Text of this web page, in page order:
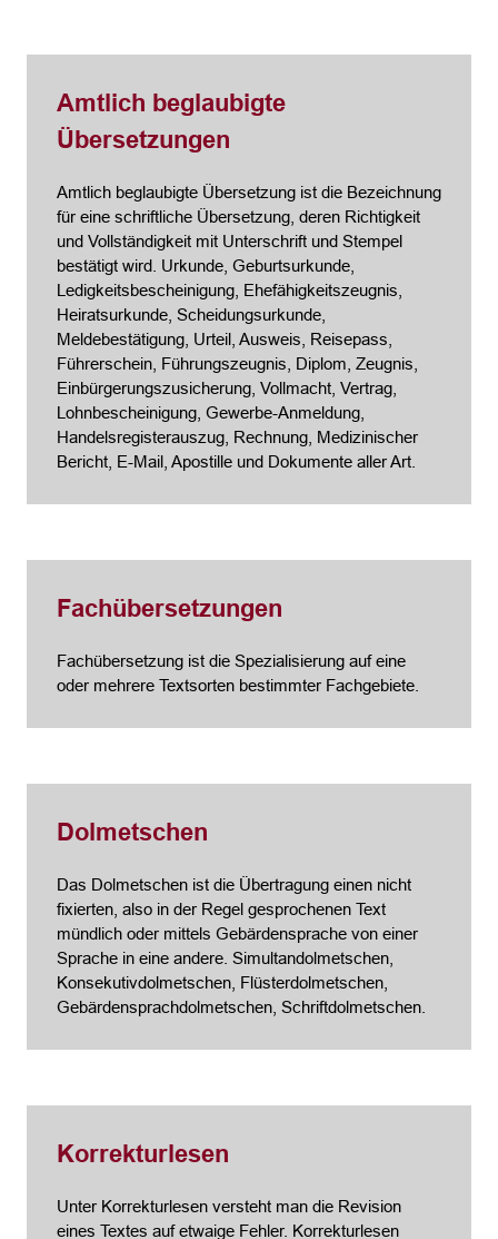
Amtlich beglaubigte
Übersetzungen
Amtlich beglaubigte Übersetzung ist die Bezeichnung
für eine schriftliche Übersetzung, deren Richtigkeit
und Vollständigkeit mit Unterschrift und Stempel
bestätigt wird. Urkunde, Geburtsurkunde,
Ledigkeitsbescheinigung, Ehefähigkeitszeugnis,
Heiratsurkunde, Scheidungsurkunde,
Meldebestätigung, Urteil, Ausweis, Reisepass,
Führerschein, Führungszeugnis, Diplom, Zeugnis,
Einbürgerungszusicherung, Vollmacht, Vertrag,
Lohnbescheinigung, Gewerbe-Anmeldung,
Handelsregisterauszug, Rechnung, Medizinischer
Bericht, E-Mail, Apostille und Dokumente aller Art.
Fachübersetzungen
Fachübersetzung ist die Spezialisierung auf eine
oder mehrere Textsorten bestimmter Fachgebiete.
Dolmetschen
Das Dolmetschen ist die Übertragung einen nicht
fixierten, also in der Regel gesprochenen Text
mündlich oder mittels Gebärdensprache von einer
Sprache in eine andere. Simultandolmetschen,
Konsekutivdolmetschen, Flüsterdolmetschen,
Gebärdensprachdolmetschen, Schriftdolmetschen.
Korrekturlesen
Unter Korrekturlesen versteht man die Revision
eines Textes auf etwaige Fehler. Korrekturlesen